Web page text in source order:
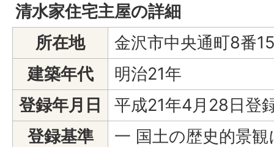
清水家住宅主屋の詳細
所在地
金沢市中央通町8番
建築年代
明治21年
登録年月日
平成21年4月28日登
登録基準
一 国土の歴史的景